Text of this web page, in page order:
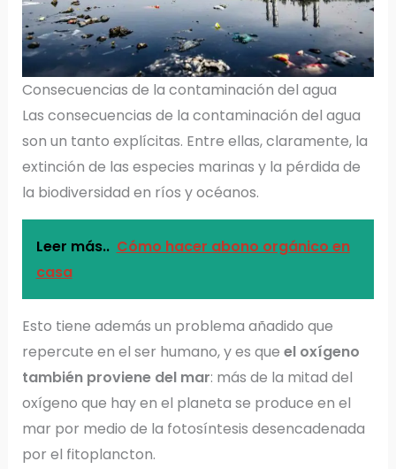
Consecuencias de la contaminación del agua
Las consecuencias de la contaminación del agua
son un tanto explícitas. Entre ellas, claramente, la
extinción de las especies marinas y la pérdida de
la biodiversidad en ríos y océanos.
Leer más.. Cómo hacer abono orgánico en
casa
Esto tiene además un problema añadido que
repercute en el ser humano, y es que el oxígeno
también proviene del mar: más de la mitad del
oxígeno que hay en el planeta se produce en el
mar por medio de la fotosíntesis desencadenada
por el fitoplancton.